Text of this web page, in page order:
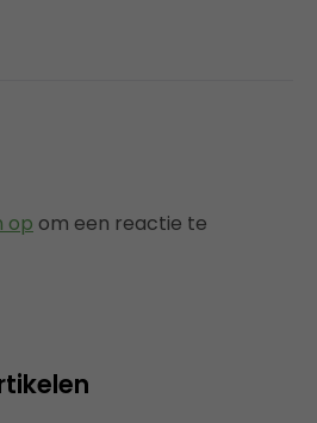
op om een reactie te